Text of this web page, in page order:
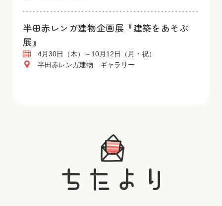
半田赤レンガ建物企画展『建築をあそぶ
展』
4月30日（木）～10月12日（月・祝）
半田赤レンガ建物 ギャラリー